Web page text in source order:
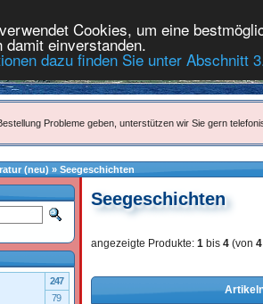
Cookies, um eine
einverstanden.
dazu finden Sie unter Abschnitt
Probleme geben, unterstützen wir Sie gern
(neu) » Seegeschichten
Seegeschichten
angezeigte Produkte: 1 bis 4 (von 4
247
79